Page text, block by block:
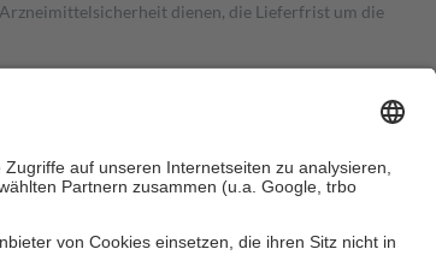
dienen, die Lieferfrist um die
an bei: